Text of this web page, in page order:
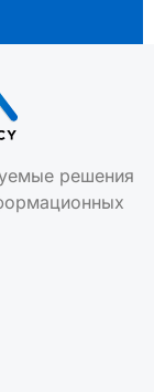
решения